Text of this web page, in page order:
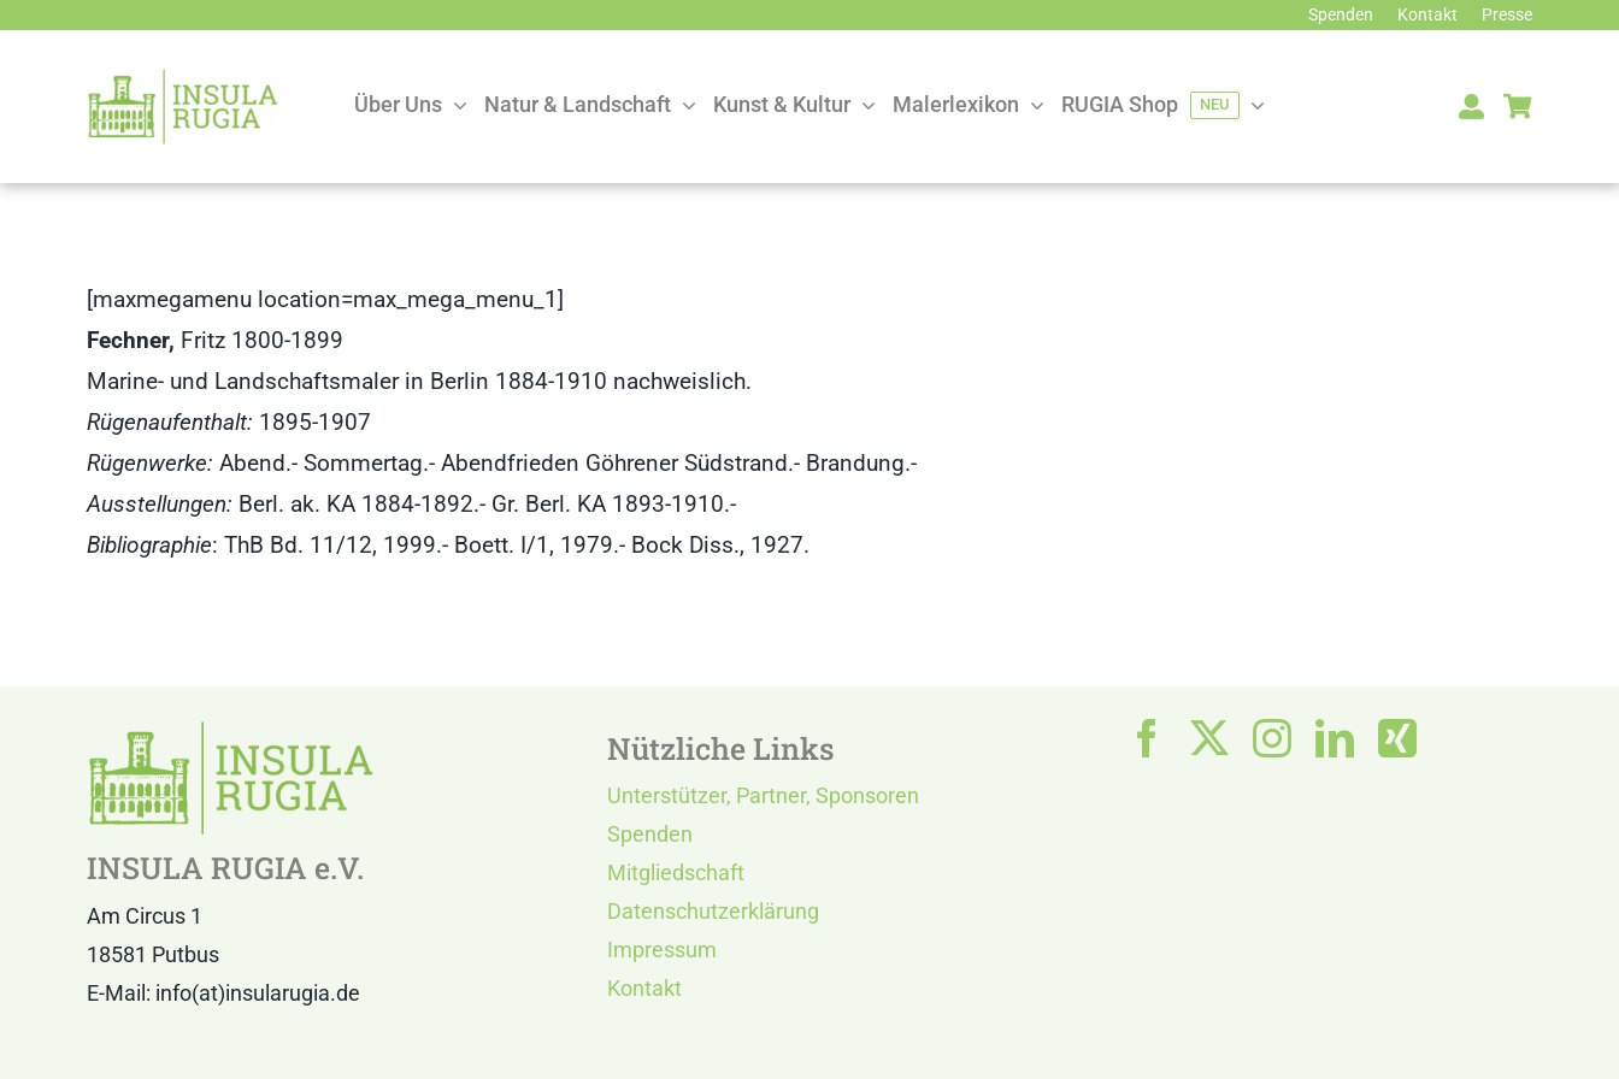
springen
Spenden Kontakt Presse
Über Uns Natur & Landschaft Kunst & Kultur Malerlexikon RUGIA Shop NEU
[maxmegamenu location=max_mega_menu_1]
Fechner, Fritz 1800-1899
Marine- und Landschaftsmaler in Berlin 1884-1910 nachweislich.
Rügenaufenthalt: 1895-1907
Rügenwerke: Abend.- Sommertag.- Abendfrieden Göhrener Südstrand.- Brandung.-
Ausstellungen: Berl. ak. KA 1884-1892.- Gr. Berl. KA 1893-1910.-
Bibliographie: ThB Bd. 11/12, 1999.- Boett. I/1, 1979.- Bock Diss., 1927.
INSULA RUGIA e.V.
Am Circus 1
18581 Putbus
E-Mail: info(at)insularugia.de
Nützliche Links
Unterstützer, Partner, Sponsoren
Spenden
Mitgliedschaft
Datenschutzerklärung
Impressum
Kontakt